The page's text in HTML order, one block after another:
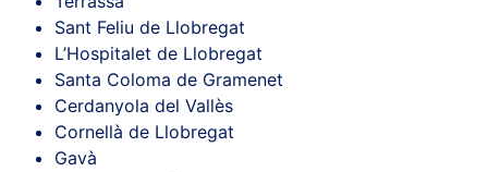
Sant Feliu de Llobregat
L’Hospitalet de Llobregat
Santa Coloma de Gramenet
Cerdanyola del Vallès
Cornellà de Llobregat
Gavà